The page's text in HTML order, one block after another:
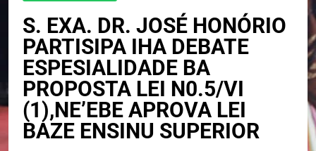
S. EXA. DR. JOSÉ HONÓRIO
PARTISIPA IHA DEBATE
ESPESIALIDADE BA
PROPOSTA LEI N0.5/VI
(1),NE’EBE APROVA LEI
BAZE ENSINU SUPERIOR